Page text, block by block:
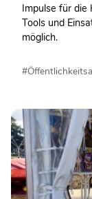
Impulse für die
Tools und
möglich.